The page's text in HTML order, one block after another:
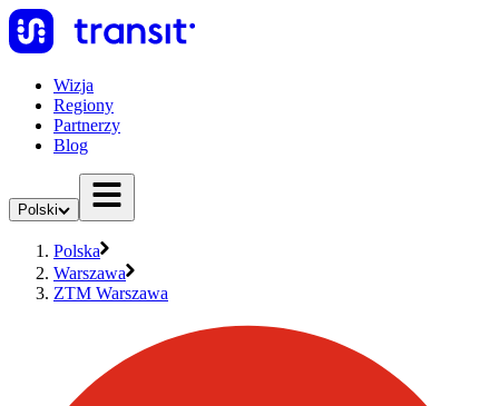
Wizja
Regiony
Partnerzy
Blog
Polski
Polska
Warszawa
ZTM Warszawa